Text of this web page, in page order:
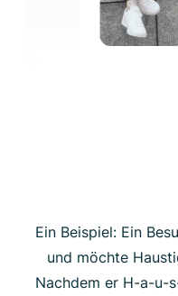
Ein Beispiel: Ein
und möchte
Nachdem er H-a-